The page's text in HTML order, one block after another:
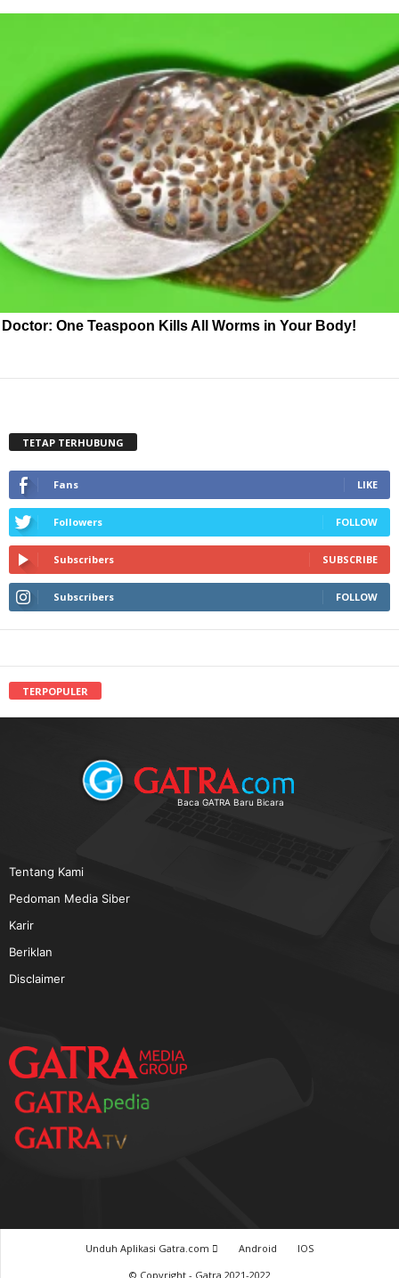
Doctor: One Teaspoon Kills All Worms in Your Body!
TETAP TERHUBUNG
Fans LIKE
Followers FOLLOW
Subscribers SUBSCRIBE
Subscribers FOLLOW
TERPOPULER
Baca GATRA Baru Bicara